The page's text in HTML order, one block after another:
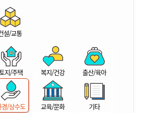
시
산
설/교통
지/주택 복지/건강 출산/육아
경/상수도 교육/문화 기타